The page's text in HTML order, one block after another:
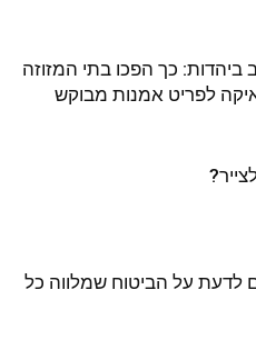
ביהדות: כך הפכו בתי המזוזה
לפריט אמנות מבוקש
לדעת על הביטוח שמלווה כל